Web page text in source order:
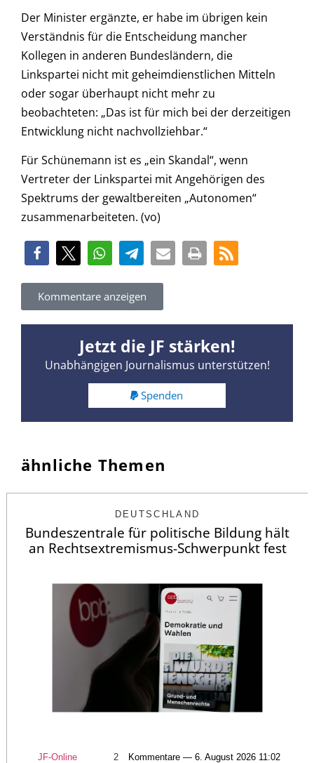
Der Minister ergänzte, er habe im übrigen kein
Verständnis für die Entscheidung mancher
Kollegen in anderen Bundesländern, die
Linkspartei nicht mit geheimdienstlichen Mitteln
oder sogar überhaupt nicht mehr zu
beobachteten: „Das ist für mich bei der derzeitigen
Entwicklung nicht nachvollziehbar.“
Für Schünemann ist es „ein Skandal“, wenn
Vertreter der Linkspartei mit Angehörigen des
Spektrums der gewaltbereiten „Autonomen“
zusammenarbeiteten. (vo)
Kommentare anzeigen
Jetzt die JF stärken!
Unabhängigen Journalismus unterstützen!
Spenden
ähnliche Themen
DEUTSCHLAND
Bundeszentrale für politische Bildung hält
an Rechtsextremismus-Schwerpunkt fest
JF-Online 2 Kommentare — 6. August 2026 11:02